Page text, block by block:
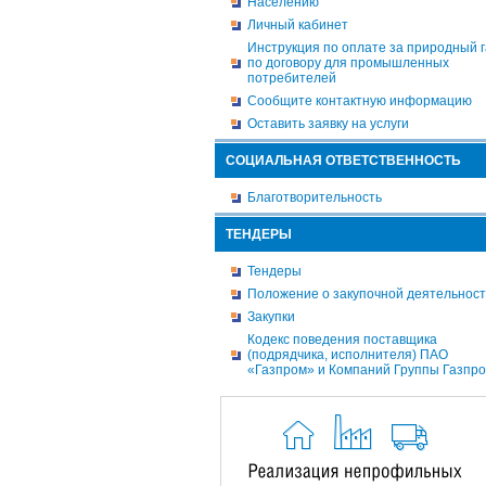
Личный кабинет
Инструкция по оплате за природный
по договору для промышленных
потребителей
Сообщите контактную информацию
Оставить заявку на услуги
СОЦИАЛЬНАЯ ОТВЕТСТВЕННОСТЬ
Благотворительность
ТЕНДЕРЫ
Тендеры
Положение о закупочной
Закупки
Кодекс поведения поставщика
(подрядчика, исполнителя) ПАО
«Газпром» и Компаний Группы